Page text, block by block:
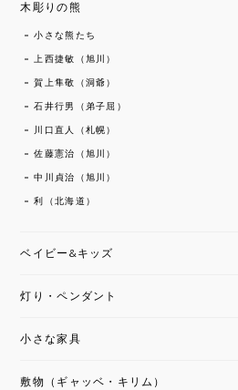
木彫りの熊
小さな熊たち
上西捷敏（旭川）
賀上隼敬（洞爺）
石井行男（弟子屈）
川口直人（札幌）
佐藤憲治（旭川）
中川貞治（旭川）
利（北海道）
ベイビー&キッズ
灯り・ペンダント
小さな家具
敷物（ギャッベ・キリム）